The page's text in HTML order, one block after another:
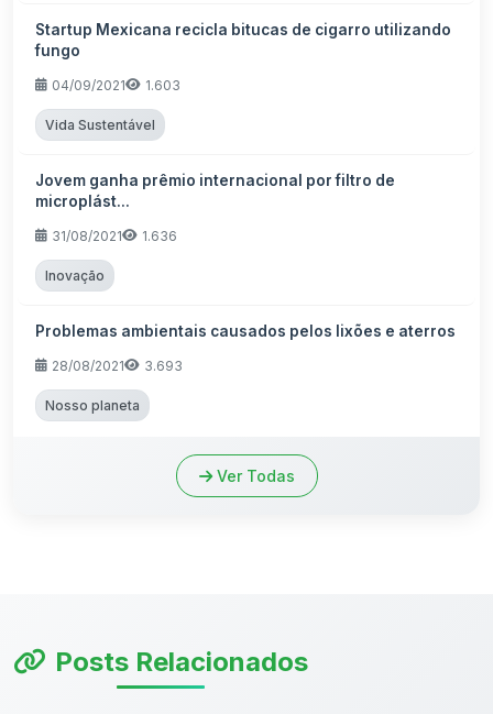
Startup Mexicana recicla bitucas de cigarro utilizando
fungo
04/09/2021 1.603
Vida Sustentável
Jovem ganha prêmio internacional por filtro de
microplást...
31/08/2021 1.636
Inovação
Problemas ambientais causados pelos lixões e aterros
28/08/2021 3.693
Nosso planeta
Ver Todas
Posts Relacionados